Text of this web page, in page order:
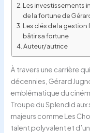
Les investissements
de la fortune de
Les clés de la
bâtir sa fortune
Auteur/autrice
À travers une carrière
décennies, Gérard
emblématique du
Troupe du Splendid
majeurs comme Les
talent polyvalent et